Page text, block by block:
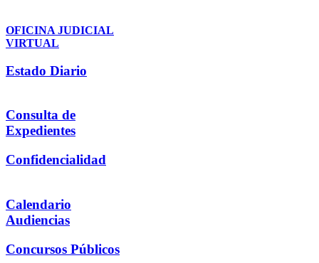
OFICINA JUDICIAL
VIRTUAL
Estado Diario
Consulta de
Expedientes
Confidencialidad
Calendario
Audiencias
Concursos Públicos